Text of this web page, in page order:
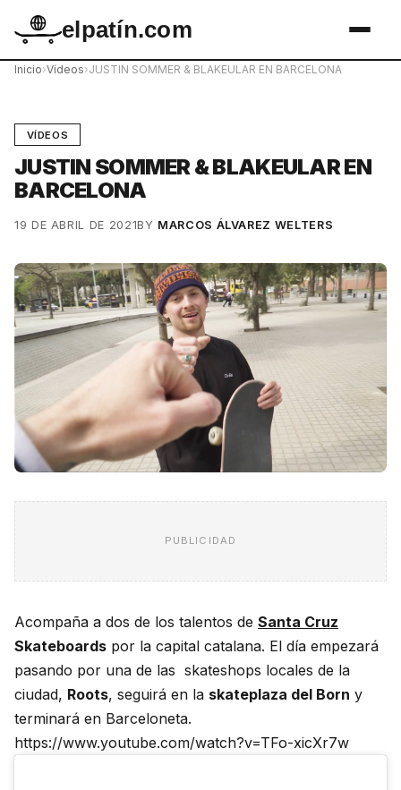
elpatín.com
Inicio›Vídeos›JUSTIN SOMMER & BLAKEULAR EN BARCELONA
VÍDEOS
JUSTIN SOMMER & BLAKEULAR EN
BARCELONA
19 DE ABRIL DE 2021BY MARCOS ÁLVAREZ WELTERS
PUBLICIDAD
Acompaña a dos de los talentos de Santa Cruz
Skateboards por la capital catalana. El día empezará
pasando por una de las skateshops locales de la
ciudad, Roots, seguirá en la skateplaza del Born y
terminará en Barceloneta.
https://www.youtube.com/watch?v=TFo-xicXr7w